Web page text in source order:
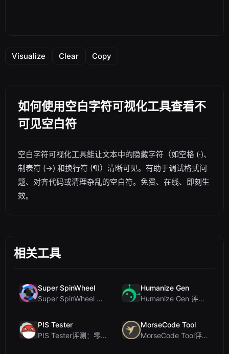
Visualize Clear Copy
如何使用空白字符可视化工具查看不
可见空白符
空白字符可视化工具能让文本中的隐藏字符（如空格 (·)、
制表符 (→) 和换行符 (¶)）清晰可见。有助于调试格式问
题、对齐代码或清理杂乱的空白符。免费、在线、即刻生
效。
相关工具
Super SpinWheel
Super SpinWheel 评测：隐私优先的免费转盘随机选择工具
Humanize Gen
Humanize Gen 评测：深入探讨这款免费的 AI 人性化工具
PIS Tester
PIS Tester评测：零AI的友谊测试，揭露假朋友
MorseCode Tool
MorseCode Tool评测：带音频和灯光的免费在线文本转摩斯密码转换器